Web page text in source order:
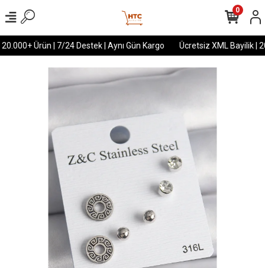
Ürün | 7/24 Destek | Aynı Gün Kargo Ücretsiz XML Bayilik |
0